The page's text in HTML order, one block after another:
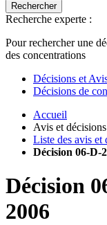
Rechercher
Recherche experte :
Pour rechercher une
des concentrations
Décisions et
Décisions de
Accueil
Avis et décisions
Liste des avis et
Décision 06-D-
Décision
2006